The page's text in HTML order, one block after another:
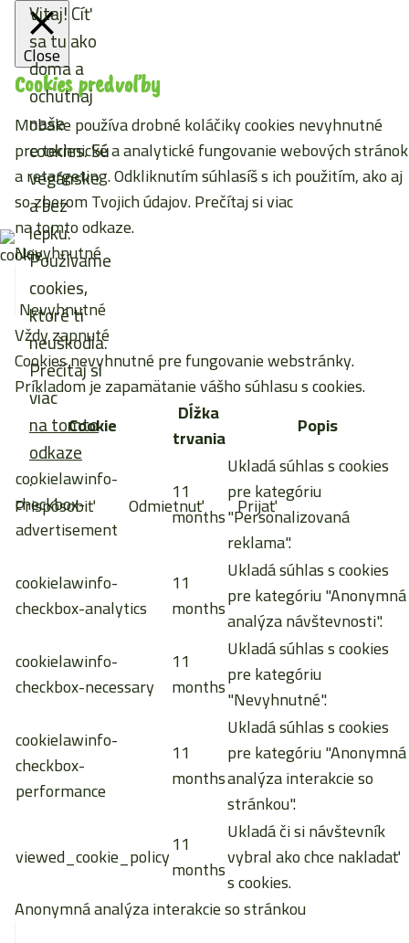
Vitaj! Cíť
sa tu ako
doma a
ochutnaj
naše
cookies. Sú
vegánske
a bez
lepku.
Používame
cookies,
ktoré ti
neuškodia.
Prečítaj si
viac
na tomto
odkaze
.
Prispôsobiť Odmietnuť Prijať
Close
Cookies predvoľby
Mobake používa drobné koláčiky cookies nevyhnutné
pre technické a analytické fungovanie webových stránok
a retargeting. Odkliknutím súhlasíš s ich použitím, ako aj
so zberom Tvojich údajov. Prečítaj si viac
na tomto odkaze.
Nevyhnutné
Nevyhnutné
Vždy zapnuté
Cookies nevyhnutné pre fungovanie webstránky.
Príkladom je zapamätanie vášho súhlasu s cookies.
Cookie
Dĺžka
trvania
Popis
cookielawinfo-
checkbox-
advertisement
11
months
Ukladá súhlas s cookies
pre kategóriu
"Personalizovaná
reklama".
cookielawinfo-
checkbox-analytics
11
months
Ukladá súhlas s cookies
pre kategóriu "Anonymná
analýza návštevnosti".
cookielawinfo-
checkbox-necessary
11
months
Ukladá súhlas s cookies
pre kategóriu
"Nevyhnutné".
cookielawinfo-
checkbox-
performance
11
months
Ukladá súhlas s cookies
pre kategóriu "Anonymná
analýza interakcie so
stránkou".
viewed_cookie_policy11
months
Ukladá či si návštevník
vybral ako chce nakladať
s cookies.
Anonymná analýza interakcie so stránkou